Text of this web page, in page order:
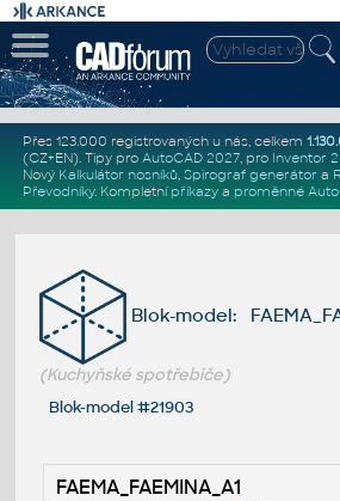
Přes 123.000 registrovaných u nás, celkem
(CZ+EN). Tipy pro AutoCAD 2027, pro Inventor
Nový Kalkulátor nosníků, Spirograf generátor a
Převodníky. Kompletní příkazya proměnné
Blok-model:
(Kuchyňské spotřebiče)
Blok-model #21903
FAEMA_FAEMINA_A1